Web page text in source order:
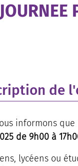
JOURNEE
de
informons
de 9h00 à
lycéens ou